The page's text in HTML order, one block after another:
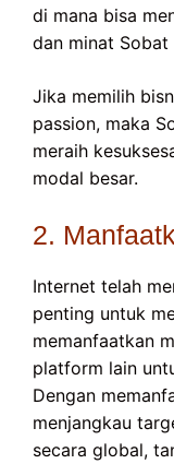
di mana bisa
dan minat Sobat
Jika memilih
passion, maka
meraih
modal besar.
2.
Internet telah
penting untuk
memanfaatkan
platform lain
Dengan
menjangkau
secara global,